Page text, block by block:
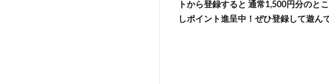
トから登録すると 通常1,500円分のと
しポイント進呈中！ぜひ登録して遊ん